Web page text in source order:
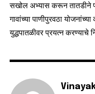
I've read and accept the
6,300
Fans
सखोल अभ्यास करून तातडीने
गावांच्या पाणीपुरवठा
युद्धपातळीवर प्रयत्न करण्याचे